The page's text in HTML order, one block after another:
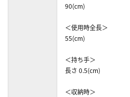
90(cm)
＜使用時全長＞
55(cm)
＜持ち手＞
長さ 0.5(cm)
＜収納時＞